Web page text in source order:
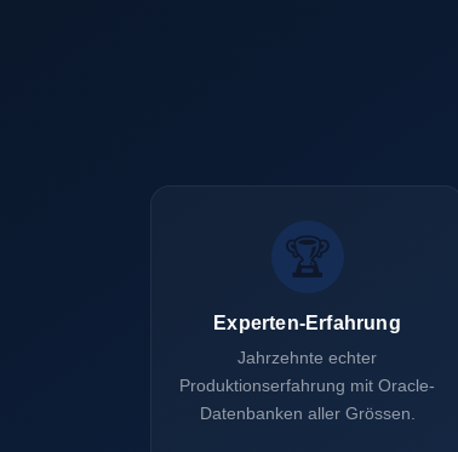
🏆
Experten-Erfahrung
Jahrzehnte echter
Produktionserfahrung mit Oracle-
Datenbanken aller Grössen.